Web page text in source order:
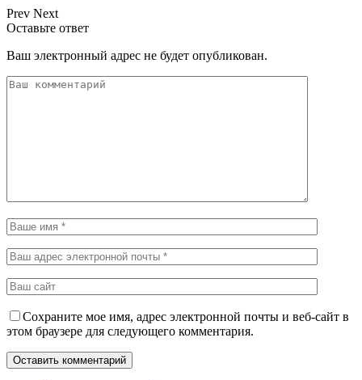
Prev Next
Оставьте ответ
Ваш электронный адрес не будет опубликован.
Сохраните мое имя, адрес электронной почты и веб-сайт в
этом браузере для следующего комментария.